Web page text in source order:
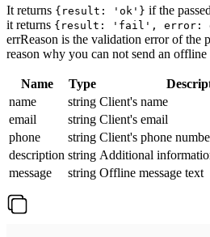
It returns {result: 'ok'} if the
it returns {result: 'fail', error:
errReason is the validation error of the
reason why you can not send an offline
Name Type
name
string Client's name
email
string Client's email
phone
string Client's phone
description string Additional
message
string Offline message text